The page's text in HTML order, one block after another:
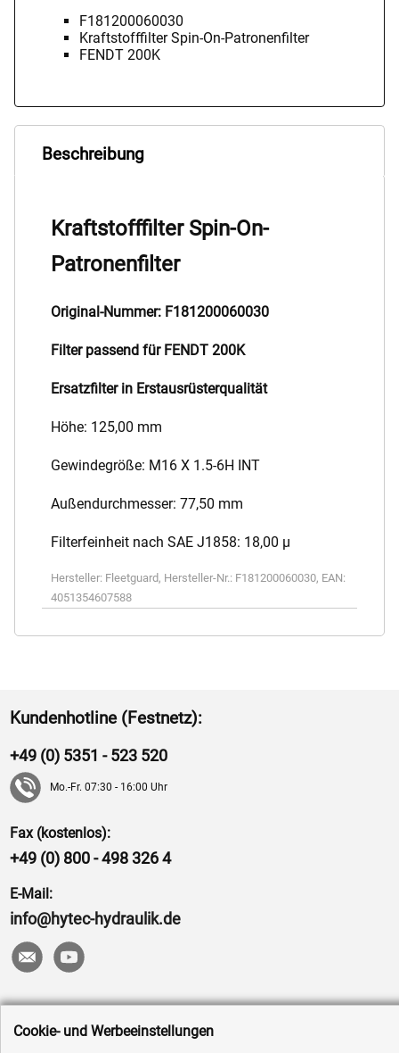
F181200060030
Kraftstofffilter Spin-On-Patronenfilter
FENDT 200K
Beschreibung
Kraftstofffilter Spin-On-
Patronenfilter
Original-Nummer: F181200060030
Filter passend für FENDT 200K
Ersatzfilter in Erstausrüsterqualität
Höhe: 125,00 mm
Gewindegröße: M16 X 1.5-6H INT
Außendurchmesser: 77,50 mm
Filterfeinheit nach SAE J1858: 18,00 µ
Hersteller: Fleetguard , Hersteller-Nr.: F181200060030, EAN:
4051354607588
Kundenhotline (Festnetz):
+49 (0) 5351 - 523 520
Mo.-Fr. 07:30 - 16:00 Uhr
Fax (kostenlos):
+49 (0) 800 - 498 326 4
E-Mail:
info@hytec-hydraulik.de
Cookie- und Werbeeinstellungen